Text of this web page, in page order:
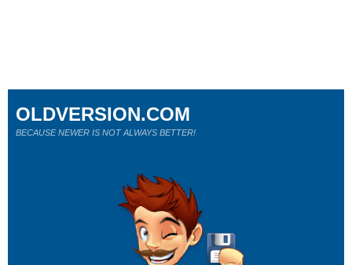
OLDVERSION.COM
BECAUSE NEWER IS NOT ALWAYS BETTER!